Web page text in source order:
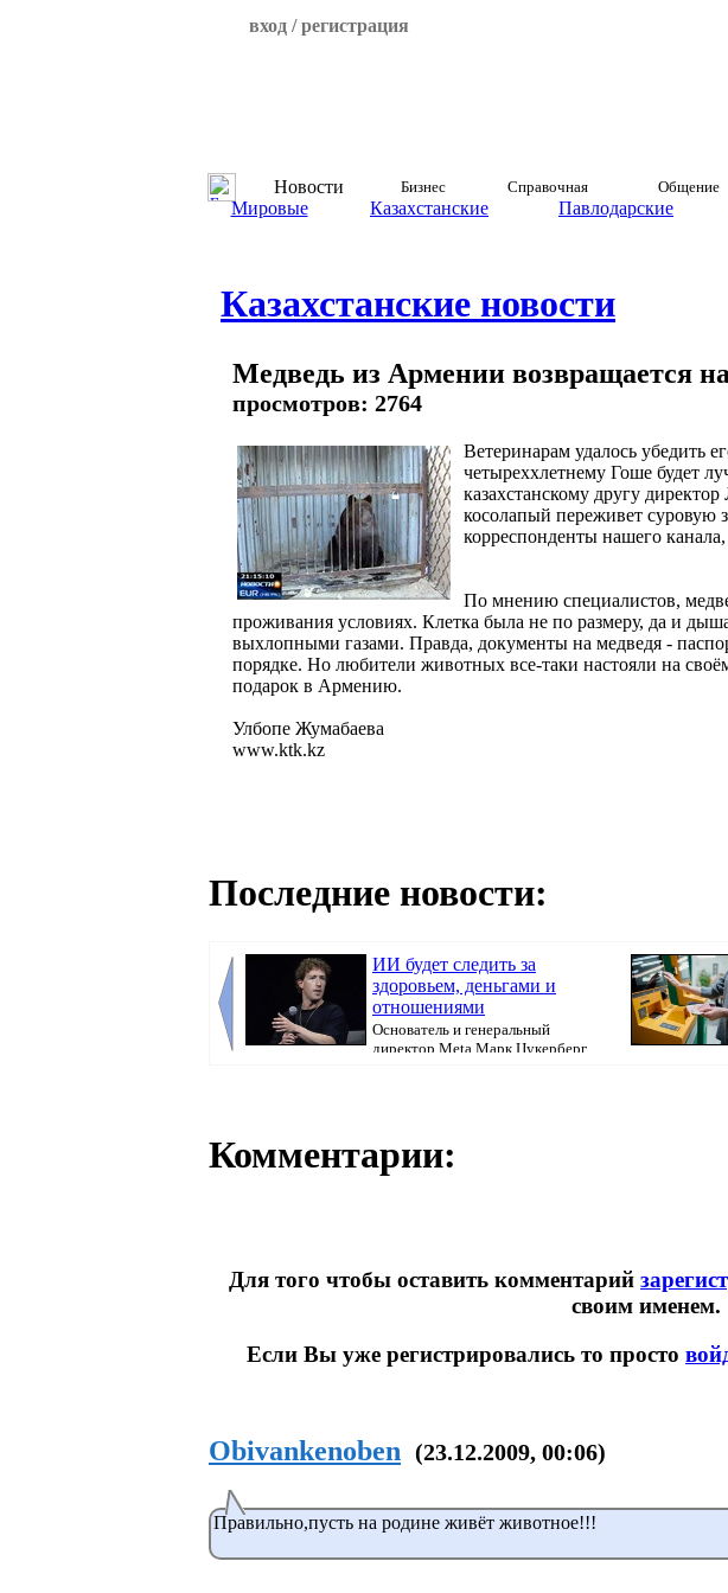
вход / регистрация
Новости Бизнес Справочная Общение
Мировые Казахстанские Павлодарские
Казахстанские новости
Медведь из Армении возвращается
просмотров: 2764
Ветеринарам удалось убедить
четыреххлетнему Гоше будет
казахстанскому другу
косолапый переживет суровую
корреспонденты нашего
По мнению специалистов,
проживания условиях. Клетка была не по размеру, да и
выхлопными газами. Правда, документы на медведя -
порядке. Но любители животных все-таки настояли на
подарок в Армению.
Улбопе Жумабаева
www.ktk.kz
Последние новости:
ИИ будет следить за
здоровьем, деньгами и
отношениями
Основатель и генеральный
директор Meta Марк Цукерберг
Комментарии:
Для того чтобы оставить комментарий
своим именем.
Если Вы уже регистрировались то просто
Obivankenoben (23.12.2009, 00:06)
Правильно,пусть на родине живёт животное!!!